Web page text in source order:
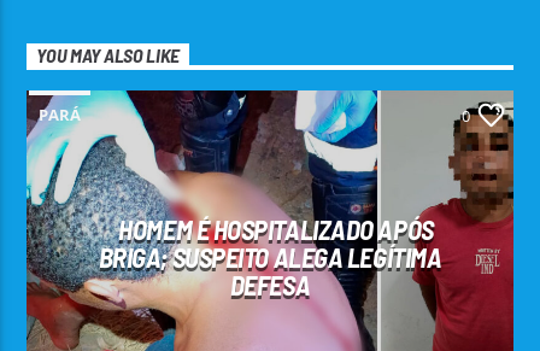
YOU MAY ALSO LIKE
PARÁ 0
HOMEM É HOSPITALIZADO APÓS
BRIGA; SUSPEITO ALEGA LEGÍTIMA
DEFESA